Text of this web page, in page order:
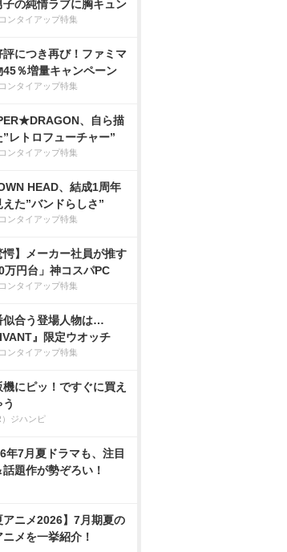
子の純情ラブに胸キュン
ンタイアップ特集
評につき再び！ファミマ
45％増量キャンペーン
ンタイアップ特集
、自ら描
”レトロフューチャー”
ンタイアップ特集
HEAD、結成1周年
えた”バンドらしさ”
ンタイアップ特集
愕】メーカー社員が推す
万円台」神コスパPC
ンタイアップ特集
似合う登場人物は…
』限定ウオッチ
ンタイアップ特集
機にピッ！ですぐに買え
）ジハンピ
年7月夏ドラマも、注目
話題作が勢ぞろい！
アニメ2026】7月期夏の
ニメを一挙紹介！